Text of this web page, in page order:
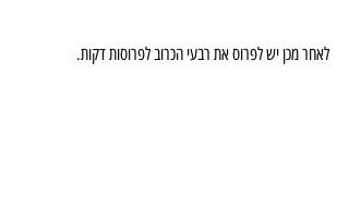
לאחר מכן יש לפרוס את רבעי הכרוב לפרוסות דקות.